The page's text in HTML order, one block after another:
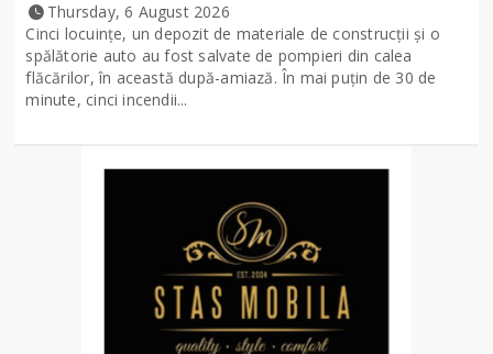
Thursday, 6 August 2026
Cinci locuințe, un depozit de materiale de construcții și o
spălătorie auto au fost salvate de pompieri din calea
flăcărilor, în această după-amiază. În mai puțin de 30 de
minute, cinci incendii...